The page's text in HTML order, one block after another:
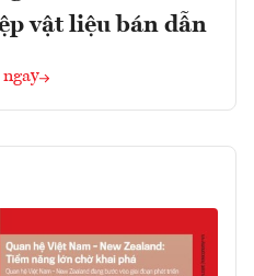
vật liệu bán dẫn